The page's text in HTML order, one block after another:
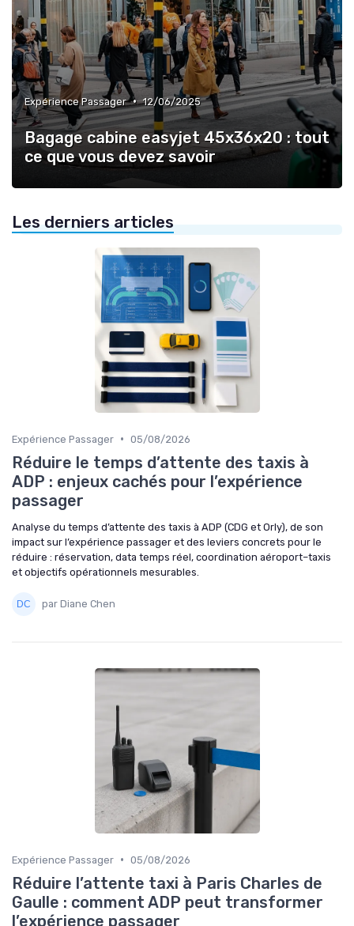
Expérience Passager • 12/06/2025
Bagage cabine easyjet 45x36x20 : tout
ce que vous devez savoir
Les derniers articles
Expérience Passager • 05/08/2026
Réduire le temps d’attente des taxis à
ADP : enjeux cachés pour l’expérience
passager
Analyse du temps d’attente des taxis à ADP (CDG et Orly), de son
impact sur l’expérience passager et des leviers concrets pour le
réduire : réservation, data temps réel, coordination aéroport–taxis
et objectifs opérationnels mesurables.
par Diane Chen
Expérience Passager • 05/08/2026
Réduire l’attente taxi à Paris Charles de
Gaulle : comment ADP peut transformer
l’expérience passager